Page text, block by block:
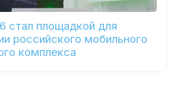
стал площадкой для
российского мобильного
комплекса